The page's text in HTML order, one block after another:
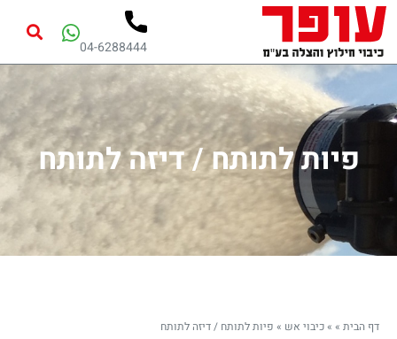
04-6288444
פיות לתותח / דיזה לתותח
דף הבית »
»כיבוי אש » פיות לתותח / דיזה לתותח